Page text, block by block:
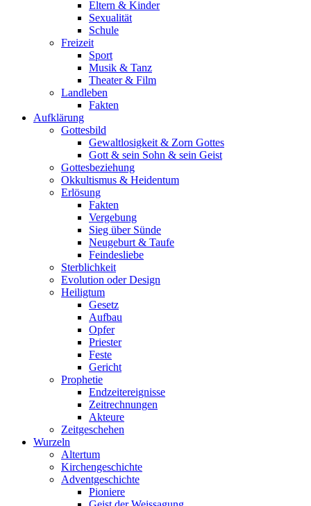
Eltern & Kinder
Sexualität
Schule
Freizeit
Sport
Musik & Tanz
Theater & Film
Landleben
Fakten
Aufklärung
Gottesbild
Gewaltlosigkeit & Zorn Gottes
Gott & sein Sohn & sein Geist
Gottesbeziehung
Okkultismus & Heidentum
Erlösung
Fakten
Vergebung
Sieg über Sünde
Neugeburt & Taufe
Feindesliebe
Sterblichkeit
Evolution oder Design
Heiligtum
Gesetz
Aufbau
Opfer
Priester
Feste
Gericht
Prophetie
Endzeitereignisse
Zeitrechnungen
Akteure
Zeitgeschehen
Wurzeln
Altertum
Kirchengeschichte
Adventgeschichte
Pioniere